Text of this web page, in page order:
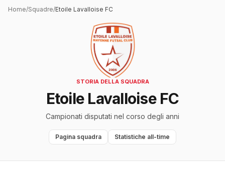
Home/Squadre/Etoile Lavalloise FC
STORIA DELLA SQUADRA
Etoile Lavalloise FC
Campionati disputati nel corso degli anni
Pagina squadra Statistiche all-time